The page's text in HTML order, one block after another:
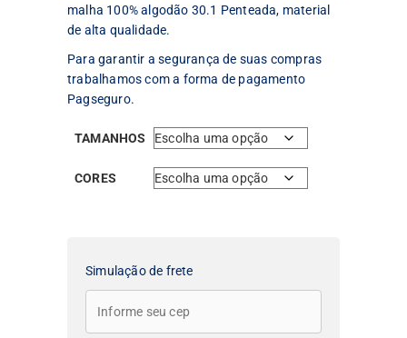
malha 100% algodão 30.1 Penteada, material
de alta qualidade.
Para garantir a segurança de suas compras
trabalhamos com a forma de pagamento
Pagseguro.
TAMANHOS
CORES
Simulação de frete